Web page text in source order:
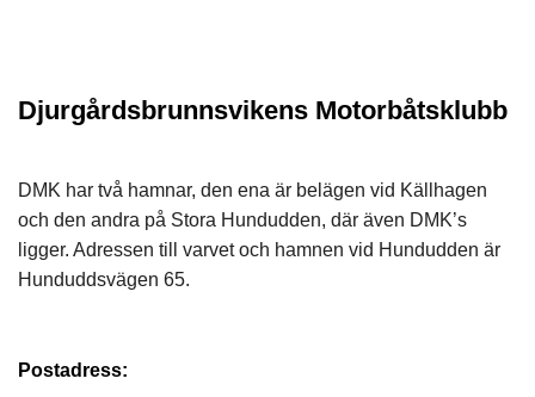
Djurgårdsbrunnsvikens Motorbåtsklubb
DMK har två hamnar, den ena är belägen vid Källhagen
och den andra på Stora Hundudden, där även DMK’s
ligger. Adressen till varvet och hamnen vid Hundudden är
Hunduddsvägen 65.
​Postadress: